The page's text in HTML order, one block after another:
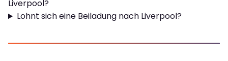
Liverpool?
Lohnt sich eine Beiladung nach Liverpool?